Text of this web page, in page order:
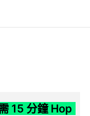
15 分鐘 Hop